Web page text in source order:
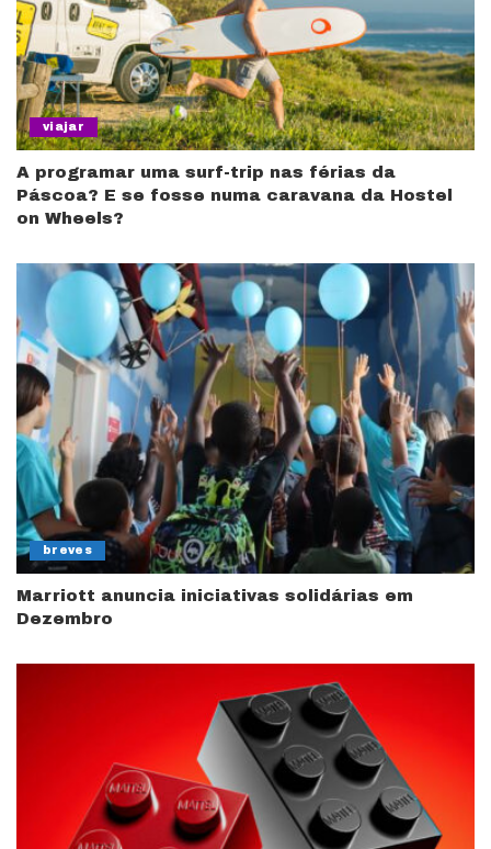
viajar
A programar uma surf-trip nas férias da
Páscoa? E se fosse numa caravana da Hostel
on Wheels?
breves
Marriott anuncia iniciativas solidárias em
Dezembro